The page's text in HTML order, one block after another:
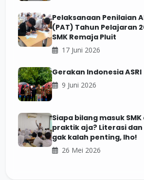
Pelaksanaan Penilaian
(PAT) Tahun Pelajaran
SMK Remaja Pluit
17 Juni 2026
Gerakan Indonesia ASRI
9 Juni 2026
Siapa bilang masuk
praktik aja? Literasi
gak kalah penting, lho!
26 Mei 2026